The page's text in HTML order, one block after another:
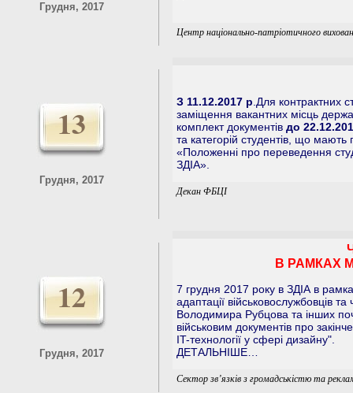
Грудня, 2017
Центр національно-патріотичного
13
Грудня, 2017
З 11.12.2017 р .Для контрактних
заміщення вакантних місць
комплект документів до
та категорій студентів, що мають
«Положенні про переведення
ЗДІА».
Декан ФБЦІ
12
Грудня, 2017
В РАМКАХ
7 грудня 2017 року в ЗДІА в
адаптації військовослужбовців
Володимира Рубцова та інших
військовим документів про
IT-технології у сфері дизайну".
ДЕТАЛЬНІШЕ…
Сектор зв’язків з громадськістю та